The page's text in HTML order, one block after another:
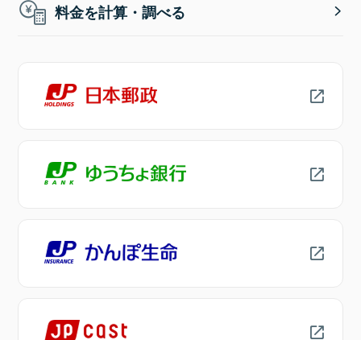
料金を計算・調べる